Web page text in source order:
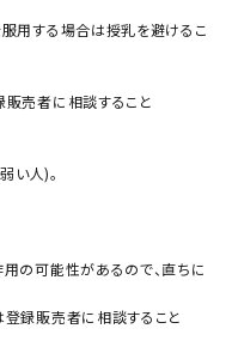
用する場合は授乳を避けるこ
売者に相談すること
い人)。
の可能性があるので、直ちに
登録販売者に相談すること